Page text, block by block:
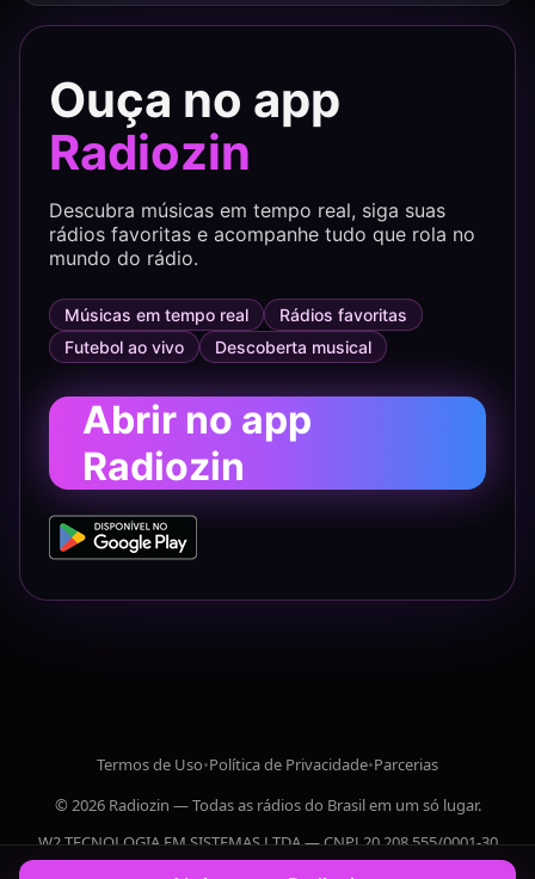
Ouça no app
Radiozin
Descubra músicas em tempo real, siga suas
rádios favoritas e acompanhe tudo que rola no
mundo do rádio.
Músicas em tempo real
Rádios favoritas
Futebol ao vivo
Descoberta musical
Abrir no app
Radiozin
Termos de Uso•Política de Privacidade•Parcerias
© 2026 Radiozin — Todas as rádios do Brasil em um só lugar.
W2 TECNOLOGIA EM SISTEMAS LTDA — CNPJ 20.208.555/0001-30